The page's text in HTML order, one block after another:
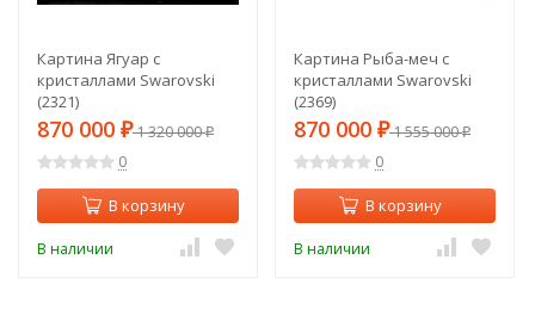
Картина Ягуар с
кристаллами Swarovski
(2321)
870 000 ₽1 320 000₽
0
В корзину
В наличии
Картина Рыба-меч с
кристаллами Swarovski
(2369)
870 000 ₽1 555 000₽
0
В корзину
В наличии